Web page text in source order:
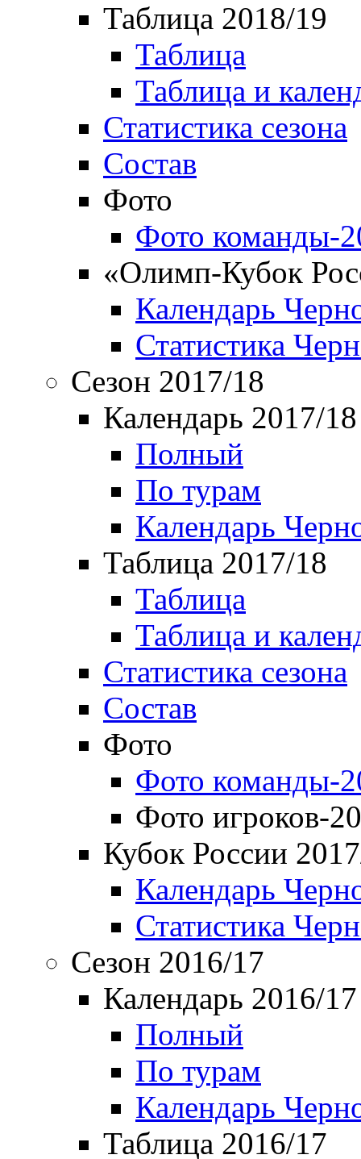
Таблица 2018/19
Таблица
Таблица и
Статистика сезона
Состав
Фото
Фото команды-
«Олимп-Кубок
Календарь
Статистика
Сезон 2017/18
Календарь 2017/18
Полный
По турам
Календарь
Таблица 2017/18
Таблица
Таблица и
Статистика сезона
Состав
Фото
Фото команды-
Фото игроков-
Кубок России
Календарь
Статистика
Сезон 2016/17
Календарь 2016/17
Полный
По турам
Календарь
Таблица 2016/17